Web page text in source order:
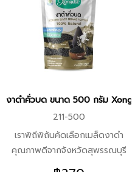
งาดำคั่วบด ขนาด 500 กรัม
211-500
เราพิถีพิถันคัดเลือกเมล็ดงาดำ
คุณภาพดีจากจังหวัดสุพรรณบุรี
และกาญจนบุรี โดยรับซื้อจาก